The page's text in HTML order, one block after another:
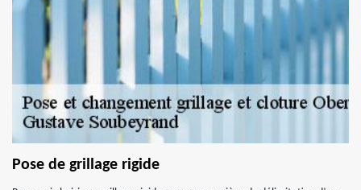
Pose de grillage rigide